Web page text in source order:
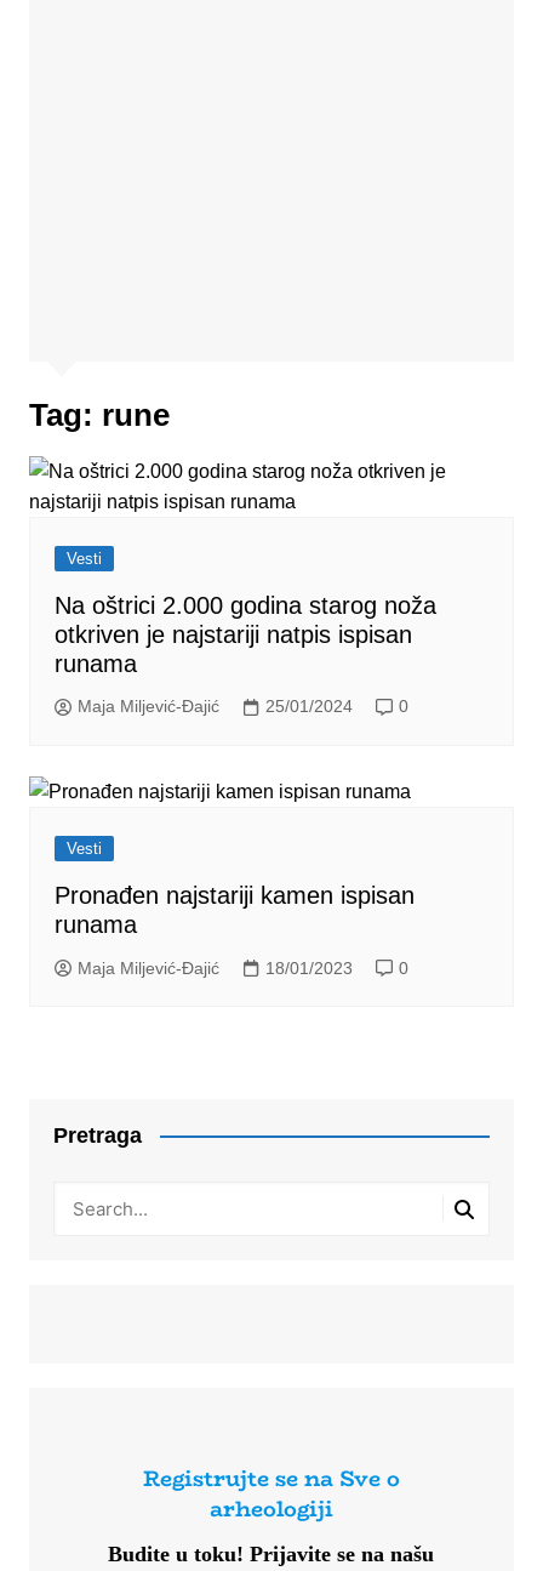
Tag: rune
Vesti
Na oštrici 2.000 godina starog noža
otkriven je najstariji natpis ispisan
runama
Maja Miljević-Đajić 25/01/2024 0
Vesti
Pronađen najstariji kamen ispisan
runama
Maja Miljević-Đajić 18/01/2023 0
Pretraga
Registrujte se na Sve o
arheologiji
Budite u toku!Prijavite se na našu